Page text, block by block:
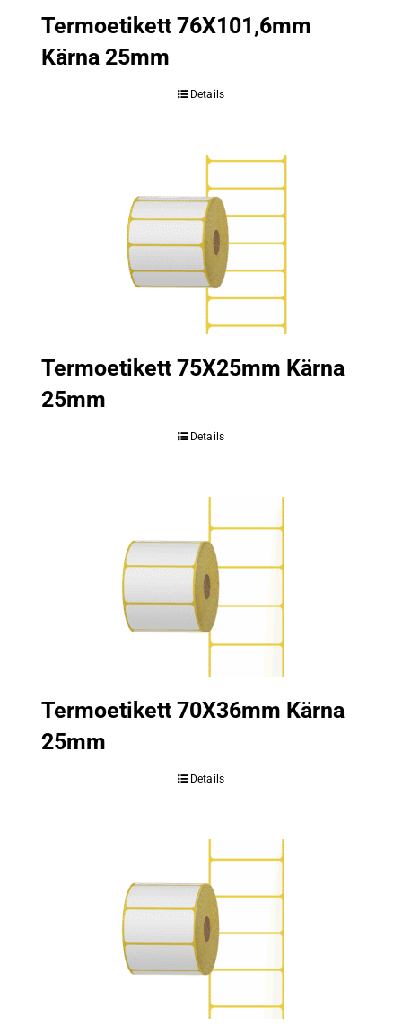
Termoetikett 76X101,6mm
Kärna 25mm
Details
Termoetikett 75X25mm Kärna
25mm
Details
Termoetikett 70X36mm Kärna
25mm
Details